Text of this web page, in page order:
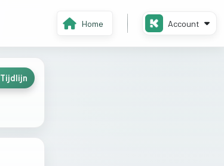
Home Account
Tijdlijn